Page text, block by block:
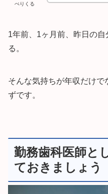
ぺりくる
1年前、1ヶ月前、昨日の
る。
そんな気持ちが年収だけ
ずです。
勤務歯科医師と
ておきましょう